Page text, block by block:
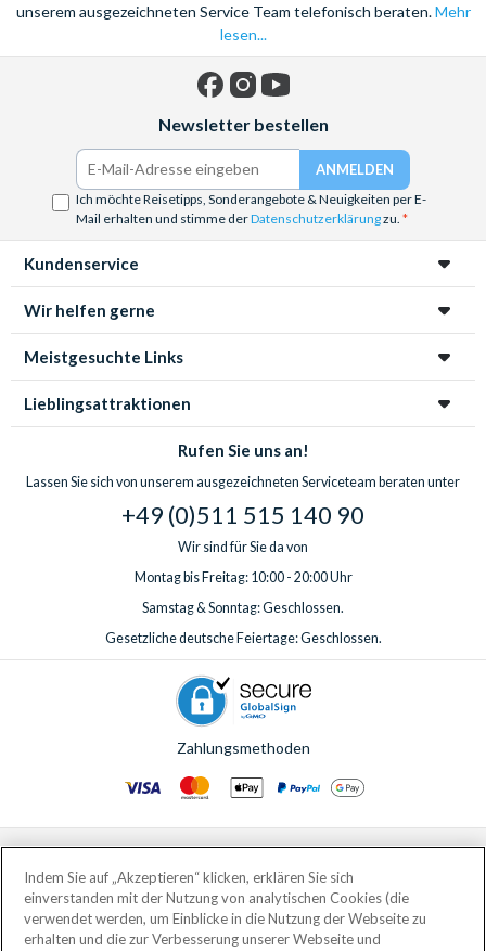
unserem ausgezeichneten Service Team telefonisch beraten.Mehr
lesen...
Newsletter bestellen
Ich möchte Reisetipps, Sonderangebote & Neuigkeiten per E-
Mail erhalten und stimme derDatenschutzerklärungzu.
Kundenservice
Wir helfen gerne
Meistgesuchte Links
Lieblingsattraktionen
Rufen Sie uns an!
Lassen Sie sich von unserem ausgezeichneten Serviceteam beraten unter
+49 (0)511 515 140 90
Wir sind für Sie da von
Montag bis Freitag: 10:00 - 20:00 Uhr
Samstag & Sonntag: Geschlossen.
Gesetzliche deutsche Feiertage: Geschlossen.
Zahlungsmethoden
© AttractionTickets.com 2002 - 2026
Eingetragener Firmensitz: 2nd Floor Nucleus House, 2 Lower Mortlake Road,
Richmond, United Kingdom, TW9 2JA.
AttractionTickets.com is a trading name of Attraction Tickets LTD, who are
the owners of UK Trademark Registration Nos. 3427114 and 3427117.
Indem Sie auf „Akzeptieren“ klicken, erklären Sie sich
einverstanden mit der Nutzung von analytischen Cookies (die
verwendet werden, um Einblicke in die Nutzung der Webseite zu
erhalten und die zur Verbesserung unserer Webseite und